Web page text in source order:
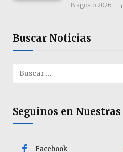
8 agosto 2026
Buscar Noticias
Seguinos en Nuestras
Facebook